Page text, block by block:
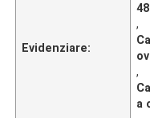
Evidenziare:
,
,
a